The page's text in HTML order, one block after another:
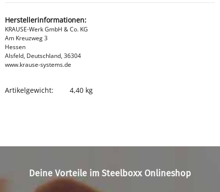
Herstellerinformationen:
KRAUSE-Werk GmbH & Co. KG
Am Kreuzweg 3
Hessen
Alsfeld, Deutschland, 36304
www.krause-systems.de
Produkteigenschaft
Wert
Artikelgewicht: 4,40 kg
Deine Vorteile im Steelboxx Onlineshop